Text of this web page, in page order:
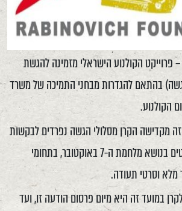
– פרוייקט הקולנוע הישראלי מזמינה להגשת
בהתאם להגדרות מבחני התמיכה של משרד
הקולנוע.
מקדישה הקרן מסלולי הגשה נפרדים לבקשות
לסיוע לפיתוחם של סרטים בנושא מלחמת ה-7 באוקטובר, בתחומי
מלא וסרטי תעודה.
במועד זה היא מיום פרסום הודעה זו, ועד